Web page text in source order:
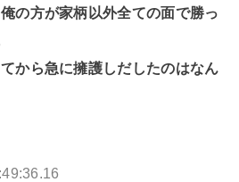
の方が家柄以外全ての面で勝っ
から急に擁護しだしたのはなん